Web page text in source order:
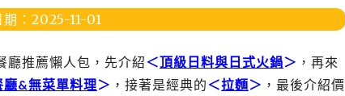
：2025-11-01
推薦懶人包，先介紹＜頂級日料與日式火鍋＞ ，再來
廳&無菜單料理＞ ，接著是經典的＜拉麵＞ ，最後介紹價